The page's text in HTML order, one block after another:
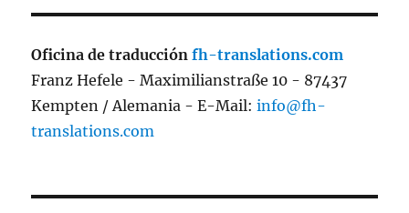
Oficina de traducciónfh-translations.com
Franz Hefele - Maximilianstraße 10 - 87437
Kempten / Alemania - E-Mail:info@fh-
translations.com